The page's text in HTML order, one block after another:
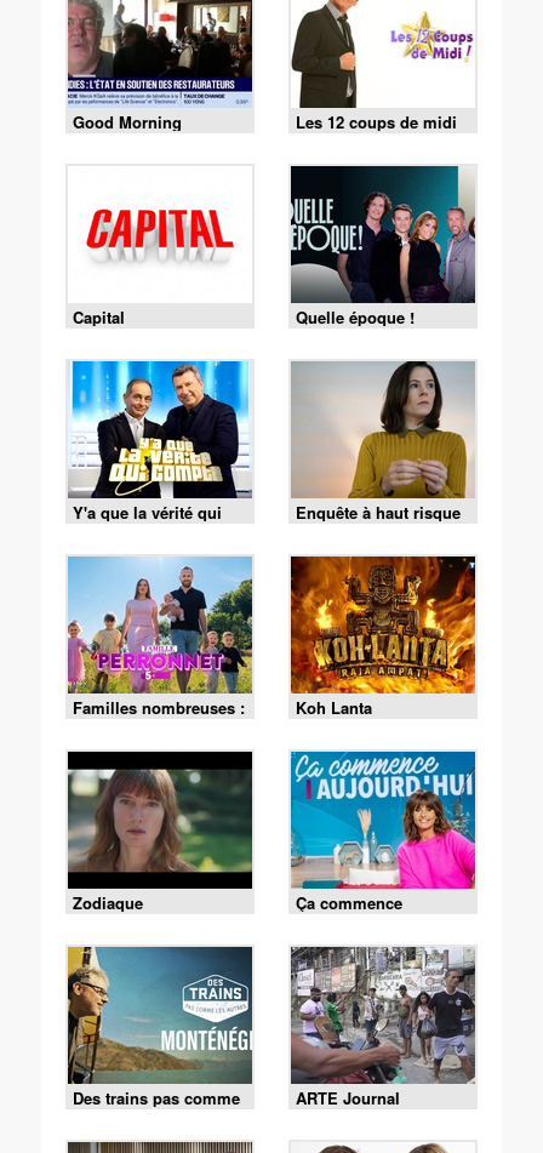
Good Morning
Business
Les 12 coups de midi
Capital Quelle époque !
Y'a que la vérité qui
compte
Enquête à haut risque
Familles nombreuses :
la vie en XXL
Koh Lanta
Zodiaque Ça commence
aujourd'hui
Des trains pas comme
les autres
ARTE Journal